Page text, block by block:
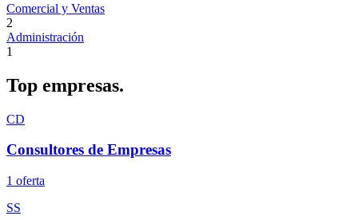
Comercial y Ventas
2
Administración
1
Top empresas.
CD
Consultores de Empresas
1 oferta
SS